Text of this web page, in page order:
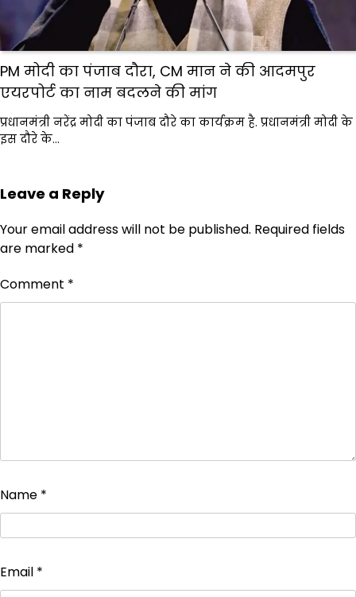
PM मोदी का पंजाब दौरा, CM मान ने की आदमपुर
एयरपोर्ट का नाम बदलने की मांग
प्रधानमंत्री नरेंद्र मोदी का पंजाब दौरे का कार्यक्रम है. प्रधानमंत्री मोदी के
इस दौरे के…
Leave a Reply
Your email address will not be published. Required fields
are marked *
Comment *
Name *
Email *